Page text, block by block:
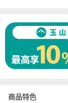
商品特色